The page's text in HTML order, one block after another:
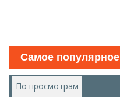
Самое популярное
По просмотрам